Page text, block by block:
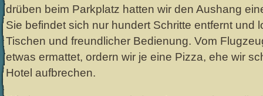
drüben beim Parkplatz hatten wir den Aushang
Sie befindet sich nur hundert Schritte entfernt und
Tischen und freundlicher Bedienung. Vom
etwas ermattet, ordern wir je eine Pizza, ehe wir
Hotel aufbrechen.